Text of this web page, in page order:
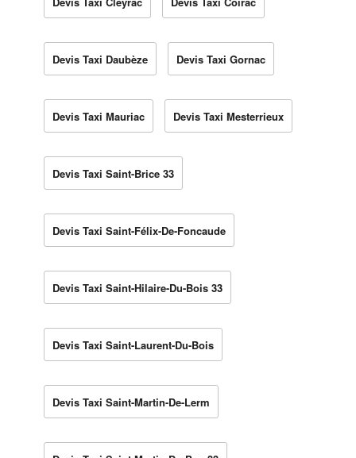
Devis Taxi Daubèze Devis Taxi Gornac
Devis Taxi Mauriac Devis Taxi Mesterrieux
Devis Taxi Saint-Brice 33
Devis Taxi Saint-Félix-De-Foncaude
Devis Taxi Saint-Hilaire-Du-Bois 33
Devis Taxi Saint-Laurent-Du-Bois
Devis Taxi Saint-Martin-De-Lerm